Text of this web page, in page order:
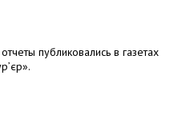
публиковались в газетах